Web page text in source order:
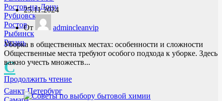
Ростов-на-Дону
Рубцовск
Ростов
Рыбинск
Рязань
С
Санкт-Петербург
25.11.2024
От
admincleanvip
Уборка в общественных местах: особенности и сложности
Общественные места требуют особого подхода к уборке. Здесь
важно учесть множеств...
Продолжить чтение